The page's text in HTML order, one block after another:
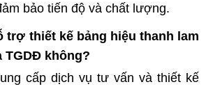
bảo tiến độ và chất lượng.
trợ thiết kế bảng hiệu thanh lam
TGDĐ không?
cấp dịch vụ tư vấn và thiết kế